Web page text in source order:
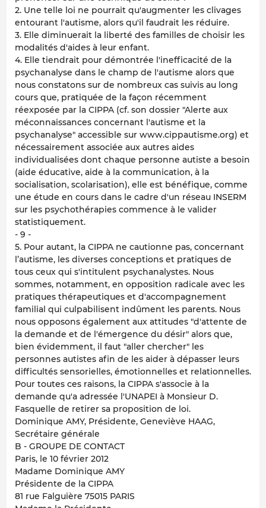
2. Une telle loi ne pourrait qu'augmenter les clivages
entourant l'autisme, alors qu'il faudrait les réduire.
3. Elle diminuerait la liberté des familles de choisir les
modalités d'aides à leur enfant.
4. Elle tiendrait pour démontrée l'inefficacité de la
psychanalyse dans le champ de l'autisme alors que
nous constatons sur de nombreux cas suivis au long
cours que, pratiquée de la façon récemment
réexposée par la CIPPA (cf. son dossier "Alerte aux
méconnaissances concernant l'autisme et la
psychanalyse" accessible sur www.cippautisme.org) et
nécessairement associée aux autres aides
individualisées dont chaque personne autiste a besoin
(aide éducative, aide à la communication, à la
socialisation, scolarisation), elle est bénéfique, comme
une étude en cours dans le cadre d'un réseau INSERM
sur les psychothérapies commence à le valider
statistiquement.
- 9 -
5. Pour autant, la CIPPA ne cautionne pas, concernant
l’autisme, les diverses conceptions et pratiques de
tous ceux qui s'intitulent psychanalystes. Nous
sommes, notamment, en opposition radicale avec les
pratiques thérapeutiques et d'accompagnement
familial qui culpabilisent indûment les parents. Nous
nous opposons également aux attitudes "d'attente de
la demande et de l'émergence du désir" alors que,
bien évidemment, il faut "aller chercher" les
personnes autistes afin de les aider à dépasser leurs
difficultés sensorielles, émotionnelles et relationnelles.
Pour toutes ces raisons, la CIPPA s'associe à la
demande qu'a adressée l'UNAPEI à Monsieur D.
Fasquelle de retirer sa proposition de loi.
Dominique AMY, Présidente, Geneviève HAAG,
Secrétaire générale
B - GROUPE DE CONTACT
Paris, le 10 février 2012
Madame Dominique AMY
Présidente de la CIPPA
81 rue Falguière 75015 PARIS